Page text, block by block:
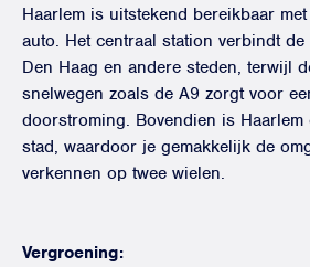
Haarlem is uitstekend bereikbaar
auto. Het centraal station verbindt de
Den Haag en andere steden, terwijl
snelwegen zoals de A9 zorgt voor
doorstroming. Bovendien is
stad, waardoor je gemakkelijk de
verkennen op twee wielen.
Vergroening: